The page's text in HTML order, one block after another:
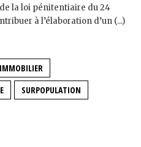
la loi pénitentiaire du 24
à l’élaboration d’un (...)
IMMOBILIER
SURPOPULATION